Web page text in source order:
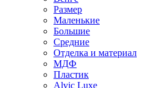
Размер
Маленькие
Большие
Средние
Отделка и материал
МДФ
Пластик
Alvic Luxe